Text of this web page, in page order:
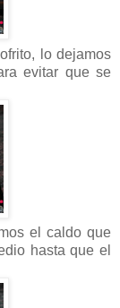
lo dejamos
evitar que se
el caldo que
hasta que el